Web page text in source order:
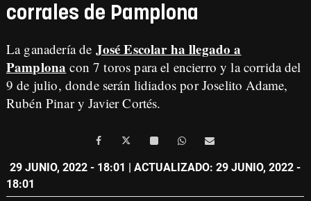
corrales de Pamplona
La ganadería de José Escolar ha llegado a
Pamplona con 7 toros para el encierro y la corrida del
9 de julio, donde serán lidiados por Joselito Adame,
Rubén Pinar y Javier Cortés.
29 JUNIO, 2022 - 18:01
| ACTUALIZADO: 29 JUNIO, 2022 -
18:01